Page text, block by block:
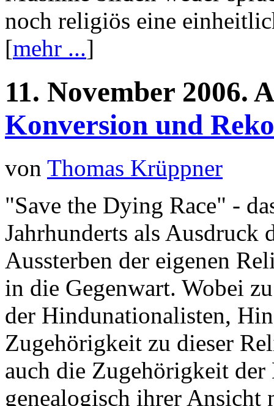
noch religiös eine
[mehr ...]
11. November 2006.
Konversion und
von Thomas Krüppner
"Save the Dying Race" -
Jahrhunderts als Ausdruck
Aussterben der eigenen
in die Gegenwart. Wobei
der Hindunationalisten,
Zugehörigkeit zu dieser
auch die Zugehörigkeit der
genealogisch ihrer Ansicht